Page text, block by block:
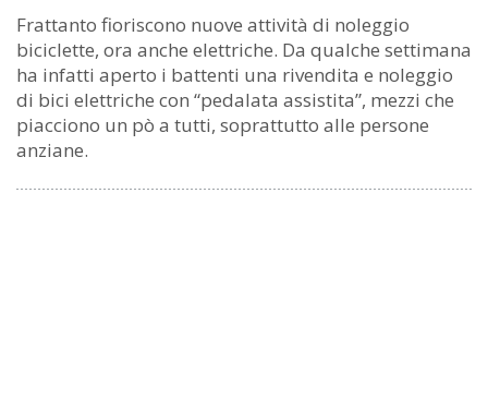
Frattanto fioriscono nuove attività di noleggio
biciclette, ora anche elettriche. Da qualche settimana
ha infatti aperto i battenti una rivendita e noleggio
di bici elettriche con “pedalata assistita”, mezzi che
piacciono un pò a tutti, soprattutto alle persone
anziane.